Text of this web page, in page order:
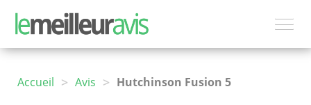
Accueil > Avis > Hutchinson Fusion 5